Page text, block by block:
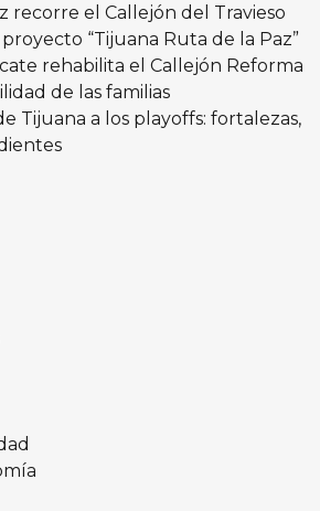
recorre el Callejón del Travieso
“Tijuana Ruta de la Paz”
rehabilita el Callejón Reforma
de las familias
Tijuana a los playoffs: fortalezas,